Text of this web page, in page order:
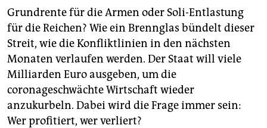
Grundrente für die Armen oder Soli-Entlastung
für die Reichen? Wie ein Brennglas bündelt dieser
Streit, wie die Konfliktlinien in den nächsten
Monaten verlaufen werden. Der Staat will viele
Milliarden Euro ausgeben, um die
coronageschwächte Wirtschaft wieder
anzukurbeln. Dabei wird die Frage immer sein:
Wer profitiert, wer verliert?